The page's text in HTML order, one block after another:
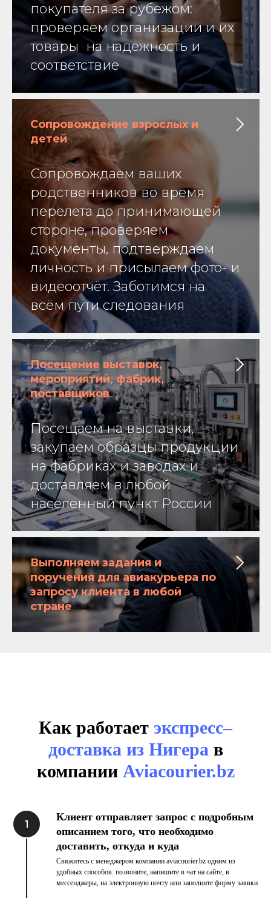
покупателя за рубежом:
проверяем организации и их
товары на надежность и
соответствие
Сопровождение взрослых и
детей
Сопровождаем ваших
родственников во время
перелета до принимающей
стороне, проверяем
документы, подтверждаем
личность и присылаем фото- и
видеоотчёт. Заботимся на
всём пути следования
Посещение выставок,
мероприятий, фабрик,
поставщиков
Посещаем на выставки,
закупаем образцы продукции
на фабриках и заводах и
доставляем в любой
населенный пункт России
Выполняем задания и
поручения для авиакурьера по
запросу клиента в любой
стране
Как работает экспресс–
доставка из Нигера в
компании Aviacourier.bz
Клиент отправляет запрос с подробным
описанием того, что необходимо
доставить, откуда и куда
Свяжитесь с менеджером компании aviacourier.bz одним из
удобных способов: позвоните, напишите в чат на сайте, в
мессенджеры, на электронную почту или заполните форму заявки